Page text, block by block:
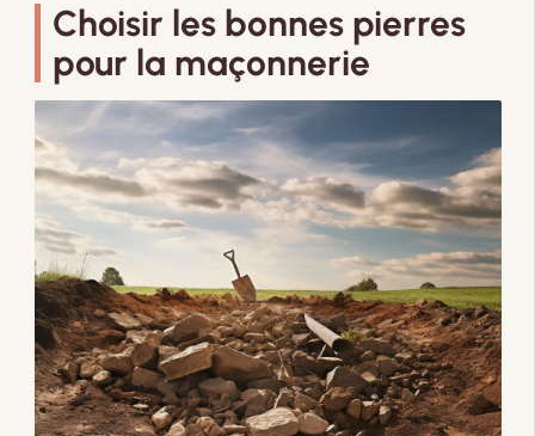
Choisir les bonnes pierres
pour la maçonnerie